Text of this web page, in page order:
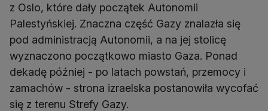
z Oslo, które dały początek Autonomii
Palestyńskiej. Znaczna część Gazy znalazła się
pod administracją Autonomii, a na jej stolicę
wyznaczono początkowo miasto Gaza. Ponad
dekadę później - po latach powstań, przemocy i
zamachów - strona izraelska postanowiła wycofać
się z terenu Strefy Gazy.